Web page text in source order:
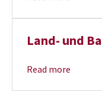
Land- und
Read more